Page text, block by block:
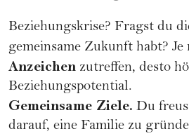
Beziehungskrise? Fragst du
gemeinsame Zukunft habt? Je
Anzeichen zutreffen, desto
Beziehungspotential.
Gemeinsame Ziele. Du
darauf, eine Familie zu